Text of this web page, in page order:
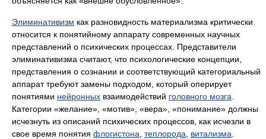
Элиминативизм как разновидность материализма критически
относится к понятийному аппарату современных научных
представлений о психических процессах. Представители
элиминативизма считают, что психологические концепции,
представления о сознании и соответствующий категориальный
аппарат требуют замены подходом, который оперирует
понятиями нейронных взаимодействий головного мозга
Категории «желание», «мотив», «вера», «понимание» должны
исчезнуть из описаний психических процессов, как исчезли в
свое время понятия флогистона теплорода витализма